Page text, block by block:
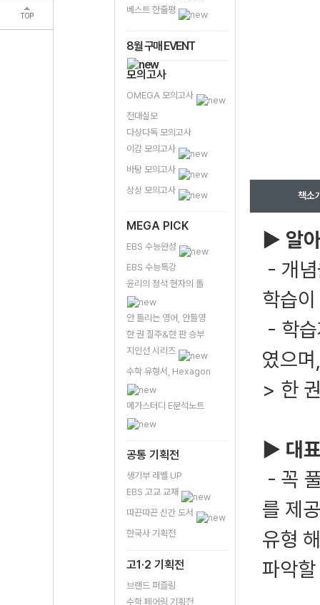
TOP
베스트 한줄평
8월 구매 EVENT
모의고사
OMEGA 모의고사
전대실모
다상다독 모의고사
이감 모의고사
바탕 모의고사
상상 모의고사
MEGA PICK
EBS 수능완성
EBS 수능특강
윤리의 정석 현자의 돌
안 틀리는 영어, 안틀영
한 권 질주&한 판 승부
지인선 시리즈
수학 유형서, Hexagon
메가스터디 E분석노트
공통 기획전
생기부 레벨 UP
EBS 고교 교재
따끈따끈 신간 도서
한국사 기획전
고1·2 기획전
브랜드 퍼즐링
수학 페어링 기획전
책소
▶ 알
- 개
학습
- 학
였으
> 한
▶ 대
- 꼭
를 제
유형
파악